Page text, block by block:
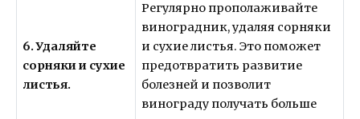
6. Удаляйте
сорняки и сухие
листья.
Регулярно прополаживайте
виноградник, удаляя сорняки
и сухие листья. Это поможет
предотвратить развитие
болезней и позволит
винограду получать больше